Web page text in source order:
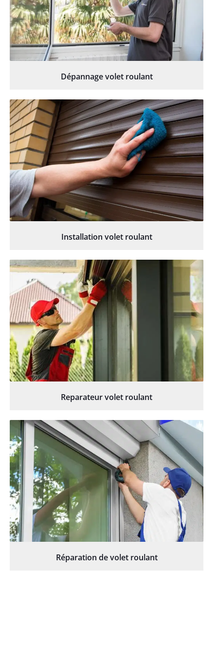
Dépannage volet roulant
Installation volet roulant
Reparateur volet roulant
Réparation de volet roulant